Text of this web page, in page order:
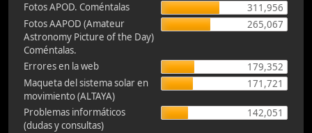
Fotos APOD. Coméntalas
311,956
Fotos AAPOD (Amateur
Astronomy Picture of the Day)
Coméntalas.
265,067
Errores en la web
179,352
Maqueta del sistema solar en
movimiento (ALTAYA)
171,721
Problemas informáticos
(dudas y consultas)
142,051